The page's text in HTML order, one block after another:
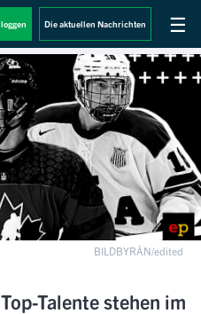
☰
Die aktuellen Nachrichten
BILDBYRÅN/edited
Talente stehen im